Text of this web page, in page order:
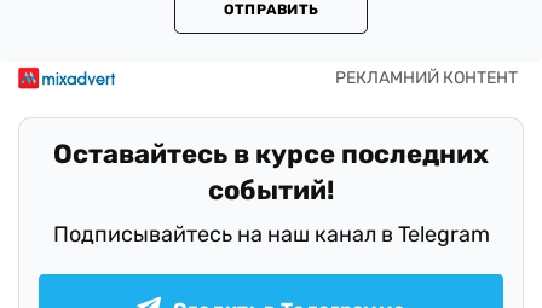
ОТПРАВИТЬ
Оставайтесь в курсе последних
событий!
Подписывайтесь на наш канал в Telegram